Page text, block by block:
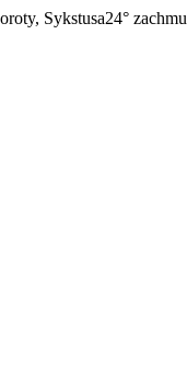
Sykstusa24°